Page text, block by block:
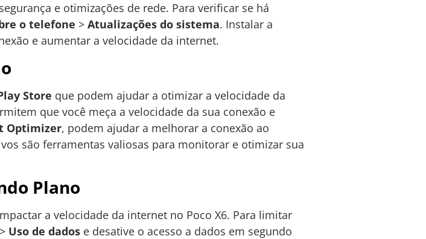
e otimizações de rede. Para verificar se há
o telefone > Atualizações do sistema. Instalar a
e aumentar a velocidade da internet.
Store que podem ajudar a otimizar a velocidade da
que você meça a velocidade da sua conexão e
Optimizer, podem ajudar a melhorar a conexão ao
são ferramentas valiosas para monitorar e otimizar sua
Plano
a velocidade da internet no Poco X6. Para limitar
> Uso de dados e desative o acesso a dados em segundo